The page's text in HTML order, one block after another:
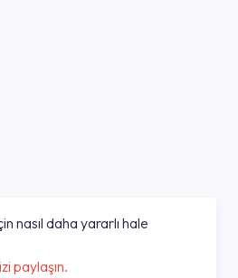
nasıl daha yararlı hale
paylaşın.